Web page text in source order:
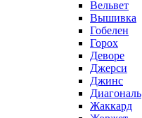
Вельвет
Вышивка
Гобелен
Горох
Деворе
Джерси
Джинс
Диагональ
Жаккард